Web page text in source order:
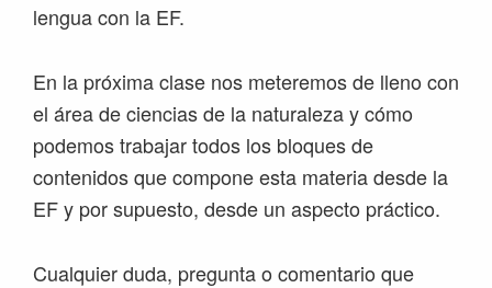
lengua con la EF.
En la próxima clase nos meteremos de lleno con
el área de ciencias de la naturaleza y cómo
podemos trabajar todos los bloques de
contenidos que compone esta materia desde la
EF y por supuesto, desde un aspecto práctico.
Cualquier duda, pregunta o comentario que